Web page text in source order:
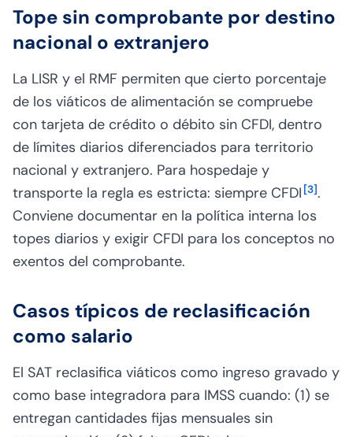
Tope sin comprobante por destino
nacional o extranjero
La LISR y el RMF permiten que cierto porcentaje
de los viáticos de alimentación se compruebe
con tarjeta de crédito o débito sin CFDI, dentro
de límites diarios diferenciados para territorio
nacional y extranjero. Para hospedaje y
transporte la regla es estricta: siempre CFDI [3].
Conviene documentar en la política interna los
topes diarios y exigir CFDI para los conceptos no
exentos del comprobante.
Casos típicos de reclasificación
como salario
El SAT reclasifica viáticos como ingreso gravado y
como base integradora para IMSS cuando: (1) se
entregan cantidades fijas mensuales sin